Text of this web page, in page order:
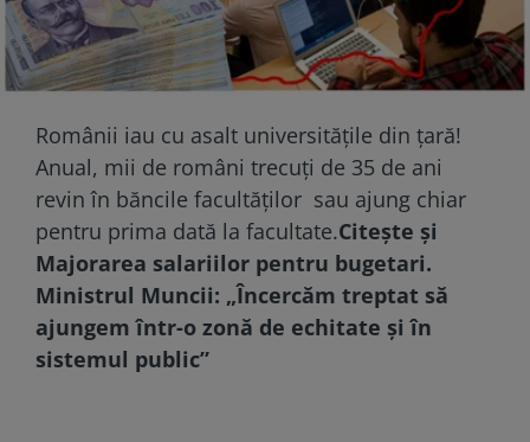
Românii iau cu asalt universitățile din țară!
Anual, mii de români trecuți de 35 de ani
revin în băncile facultăților sau ajung chiar
pentru prima dată la facultate.Citește și
Majorarea salariilor pentru bugetari.
Ministrul Muncii: „Încercăm treptat să
ajungem într-o zonă de echitate și în
sistemul public”